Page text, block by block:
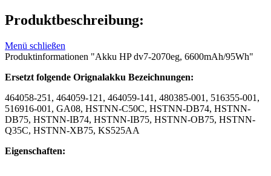
Produktbeschreibung:
Menü schließen
Produktinformationen "Akku HP dv7-2070eg, 6600mAh/95Wh"
Ersetzt folgende Orignalakku Bezeichnungen:
464058-251, 464059-121, 464059-141, 480385-001, 516355-001,
516916-001, GA08, HSTNN-C50C, HSTNN-DB74, HSTNN-
DB75, HSTNN-IB74, HSTNN-IB75, HSTNN-OB75, HSTNN-
Q35C, HSTNN-XB75, KS525AA
Eigenschaften: